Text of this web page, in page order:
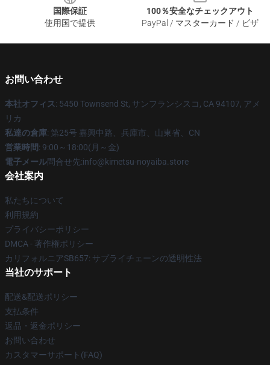
国際保証
使用国で提供
100％安全なチェックアウト
PayPal / マスターカード / ビザ
お問い合わせ
本社オフィス: 5450 Townsend St, サンフランシスコ, CA 94107, アメ
リカ
私達の倉庫: 第25号 嘉興中路、兵庫市、山東省、CN
営業時間: 9:00～18:00(月～金)
電子メール問合せ先:info@kimetsu-noyaiba.store
会社案内
私たちについて
利用規約
プライバシーポリシー
DMCA - 著作権ポリシー
カリフォルニアSB657: サプライチェーンの透明性法
当社のサポート
配送&配送ポリシー
支払条件
返品・返金ポリシー
お問い合わせ
カスタマーサポート(FAQ)